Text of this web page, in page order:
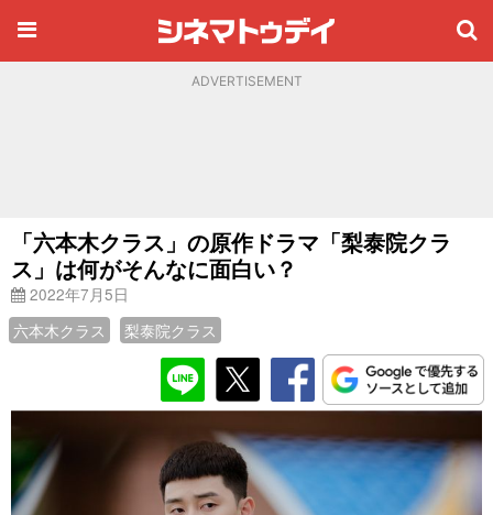
ADVERTISEMENT
「六本木クラス」の原作ドラマ「梨泰院クラ
ス」は何がそんなに面白い？
2022年7月5日
六本木クラス
梨泰院クラス